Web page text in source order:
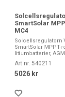
SmartSolar
MC4
Solcellsregulatorn
SmartSolar MPPT-
litiumbatterier,
Art nr. 540211
5026 kr